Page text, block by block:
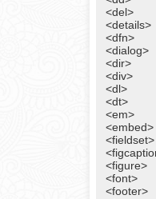
<del>
<details>
<dfn>
<dialog>
<dir>
<div>
<dl>
<dt>
<em>
<embed>
<fieldset>
<figure>
<font>
<footer>